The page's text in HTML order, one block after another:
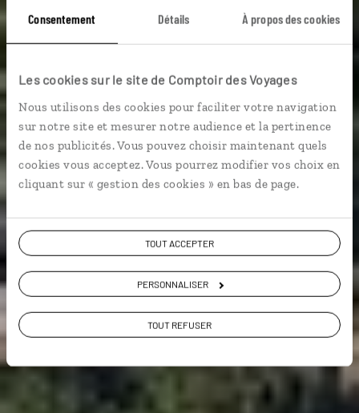
Consentement Détails À propos des cookies
Les cookies sur le site de Comptoir des Voyages
Nous utilisons des cookies pour faciliter votre navigation
sur notre site et mesurer notre audience et la pertinence
de nos publicités. Vous pouvez choisir maintenant quels
cookies vous acceptez. Vous pourrez modifier vos choix en
cliquant sur « gestion des cookies » en bas de page.
TOUT ACCEPTER
PERSONNALISER
TOUT REFUSER
Au pays des îles
dentelles
Circuit croate à Split et sur les îles dalmates de Brac et
Hvar.
Plages etc.
Voir les 199 avis sur les voyages en Croatie
VOIR LA GALERIE PHOTOS